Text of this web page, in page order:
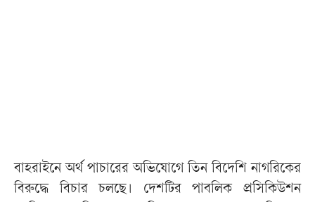
বাহরাইনে অর্থ পাচারের অভিযোগে তিন বিদেশি নাগরিকের
বিরুদ্ধে বিচার চলছে। দেশটির পাবলিক প্রসিকিউশন